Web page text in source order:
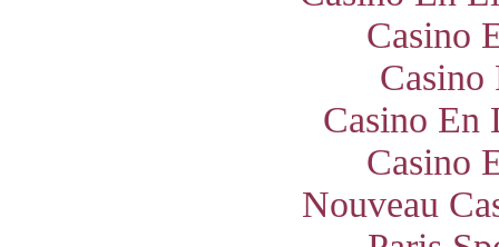
Casino
Casino
Casino En
Casino
Nouveau